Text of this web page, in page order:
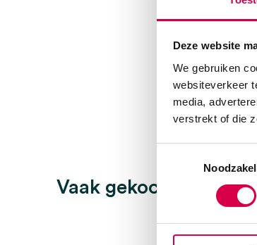
Deze website
We gebruiken
websiteverkeer
media,
verstrekt of die
Wees de eerste om “Uitstrijkspatels
om een
Vaak gekocht in